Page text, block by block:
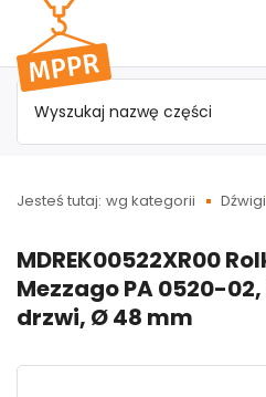
Przejdź do
menu
głównego
Jesteś tutaj: wg kategorii Dźwigi
MDREK00522XR00
Mezzago PA 0520-02,
drzwi, Ø 48 mm